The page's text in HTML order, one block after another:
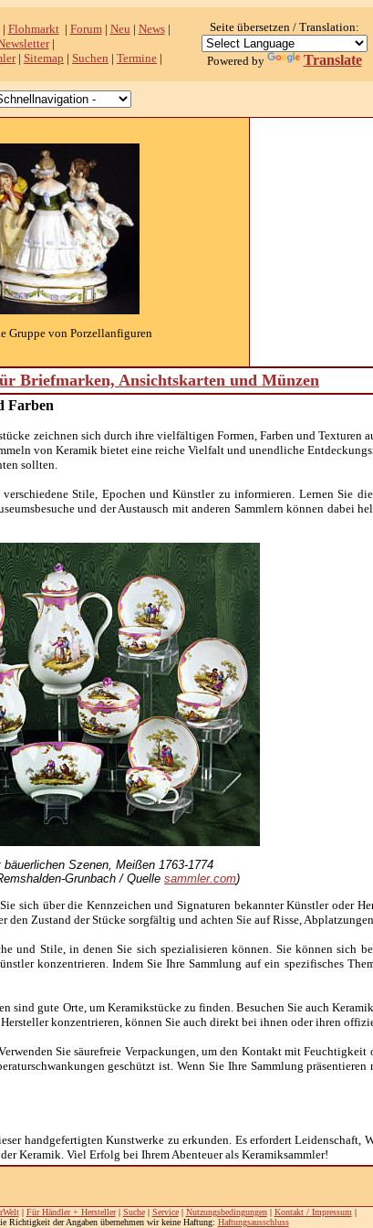
| Flohmarkt| Forum| Neu | News|
|
| Sitemap | Suchen | Termine |
Seite übersetzen / Translation:
Powered by Translate
Gruppe von Porzellanfiguren
Briefmarken, Ansichtskarten und Münzen
Farben
zeichnen sich durch ihre vielfältigen Formen, Farben und Texturen
von Keramik bietet eine reiche Vielfalt und unendliche
sollten.
Stile, Epochen und Künstler zu informieren. Lernen Sie
und der Austausch mit anderen Sammlern können dabei
Szenen, Meißen 1763-1774
Grunbach / Quelle sammler.com)
über die Kennzeichen und Signaturen bekannter Künstler oder
Zustand der Stücke sorgfältig und achten Sie auf Risse, Abplatzungen
Stile, in denen Sie sich spezialisieren können. Sie können sich
konzentrieren. Indem Sie Ihre Sammlung auf ein spezifisches
gute Orte, um Keramikstücke zu finden. Besuchen Sie auch
konzentrieren, können Sie auch direkt bei ihnen oder ihren
Sie säurefreie Verpackungen, um den Kontakt mit Feuchtigkeit
geschützt ist. Wenn Sie Ihre Sammlung
handgefertigten Kunstwerke zu erkunden. Es erfordert Leidenschaft,
Keramik. Viel Erfolg bei Ihrem Abenteuer als Keramiksammler!
| Für Händler + Hersteller| Suche| Service| Nutzungsbedingungen| Kontakt / Impressum |
Richtigkeit der Angaben übernehmen wir keine Haftung: Haftungsausschluss